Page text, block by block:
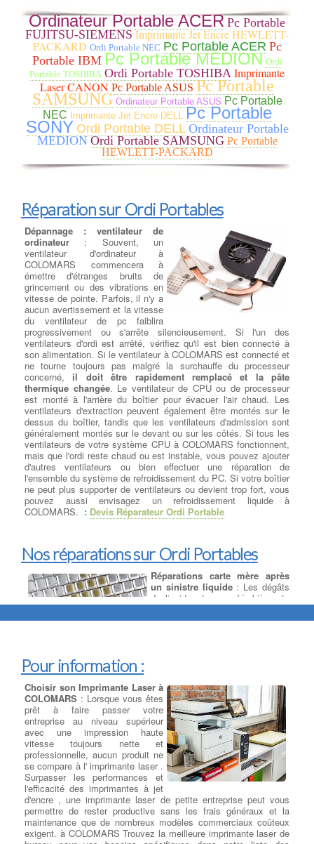
Carte d'Extension: Nous
remplaçons ou rajoutons la carte
contrôleur adaptée à la
connectique de votre périphérique
: une Carte contrôleur FireWire
800 (Carte contrôleur IEEE
1394b), à COLOMARS une Carte contrôleur USB 2.0 ou USB
3.0, une Carte contrôleur Raid, des cartes contrôleur SAS SFF-
8087 à SFF-8644, une Carte contrôleur port parallèle DB-25 ou
une Carte contrôleur Série RS-232 (RS232) DB-9, une carte son
créative soundblaster 5.1 ou 7.1, à COLOMARS des cartes
réseau Ethernet gigabit et cartes Wi-Fi pour vos connexions
sans-fil.
Ordinateur Portable ACER Pc Portable
FUJITSU-SIEMENS Imprimante Jet Encre HEWLETT-
PACKARD Ordi Portable NEC Pc Portable ACER Pc
Portable IBM Pc Portable MEDION Ordi
Portable TOSHIBA Ordi Portable TOSHIBA Imprimante
Laser CANON Pc Portable ASUS Pc Portable
SAMSUNG Ordinateur Portable ASUS Pc Portable
NEC Imprimante Jet Encre DELL Pc Portable
SONY Ordi Portable DELL Ordinateur Portable
MEDION Ordi Portable SAMSUNG Pc Portable
HEWLETT-PACKARD
Réparation sur Ordi Portables
Dépannage : ventilateur de
ordinateur : Souvent, un
ventilateur d'ordinateur à
COLOMARS commencera à
émettre d'étranges bruits de
grincement ou des vibrations en
vitesse de pointe. Parfois, il n'y a
aucun avertissement et la vitesse
du ventilateur de pc faiblira
progressivement ou s'arrête silencieusement. Si l'un des
ventilateurs d'ordi est arrêté, vérifiez qu'il est bien connecté à
son alimentation. Si le ventilateur à COLOMARS est connecté et
ne tourne toujours pas malgré la surchauffe du processeur
concerné, il doit être rapidement remplacé et la pâte
thermique changée. Le ventilateur de CPU ou de processeur
est monté à l'arrière du boîtier pour évacuer l'air chaud. Les
ventilateurs d'extraction peuvent également être montés sur le
dessus du boîtier, tandis que les ventilateurs d'admission sont
généralement montés sur le devant ou sur les côtés. Si tous les
ventilateurs de votre système CPU à COLOMARS fonctionnent,
mais que l'ordi reste chaud ou est instable, vous pouvez ajouter
d'autres ventilateurs ou bien effectuer une réparation de
l'ensemble du système de refroidissement du PC. Si votre boîtier
ne peut plus supporter de ventilateurs ou devient trop fort, vous
pouvez aussi envisagez un refroidissement liquide à
COLOMARS. : Devis Réparateur Ordi Portable
Nos réparations sur Ordi Portables
Réparations carte mère après
un sinistre liquide: Les dégâts
de liquides (eau, café, bière etc
…) sont très fréquents chez les
utilisateurs d'ordinateurs
portable à côté d'un verre ou d'un tasse, ce qui peut endommager
des composants internes ou rendre l'ordinateur portable
inutilisable. à COLOMARS La plupart du temps, à l'instant ou le
liquide est renversé, cela ne pénètre pas plus loin que le clavier,
mais il est toujours préférable de vite enlever toute source
d'alimentation et de retourner immédiatement le pc pour faire
ressortir le liquide. à COLOMARS dans de nombreux cas les
réparations suivantes seront nécessaires : désoxydation de la
carte mère, remplacement des nappes et composants
défectueux, changement du clavier (cas d'un liquide sucré) etc
….:Trouver Un Réparateur Ordi Portable
Réparation sur Ordi Portables
Pour information :
Choisir son Imprimante Laser à
COLOMARS : Lorsque vous êtes
prêt à faire passer votre
entreprise au niveau supérieur
avec une impression haute
vitesse toujours nette et
professionnelle, aucun produit ne
se compare à l' imprimante laser .
Surpasser les performances et
l'efficacité des imprimantes à jet
d'encre , une imprimante laser de petite entreprise peut vous
permettre de rester productive sans les frais généraux et la
maintenance que de nombreux modèles commerciaux coûteux
exigent. à COLOMARS Trouvez la meilleure imprimante laser de